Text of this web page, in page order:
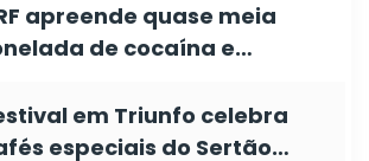
apreende quase meia
de cocaína e…
em Triunfo celebra
especiais do Sertão…